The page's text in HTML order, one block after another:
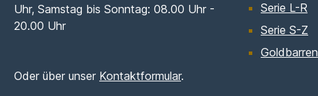
Uhr, Samstag bis Sonntag: 08.00 Uhr -
20.00 Uhr
Oder über unser Kontaktformular.
Serie L-R
Serie S-Z
Goldbarren